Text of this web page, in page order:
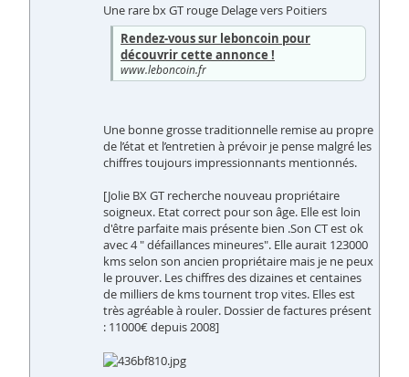
Une rare bx GT rouge Delage vers Poitiers
Rendez-vous sur leboncoin pour
découvrir cette annonce !
www.leboncoin.fr
Une bonne grosse traditionnelle remise au propre
de l’état et l’entretien à prévoir je pense malgré les
chiffres toujours impressionnants mentionnés.
[Jolie BX GT recherche nouveau propriétaire
soigneux. Etat correct pour son âge. Elle est loin
d'être parfaite mais présente bien .Son CT est ok
avec 4 " défaillances mineures". Elle aurait 123000
kms selon son ancien propriétaire mais je ne peux
le prouver. Les chiffres des dizaines et centaines
de milliers de kms tournent trop vites. Elles est
très agréable à rouler. Dossier de factures présent
: 11000€ depuis 2008]